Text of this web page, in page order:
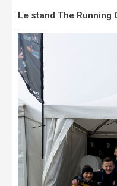
Le stand The Running